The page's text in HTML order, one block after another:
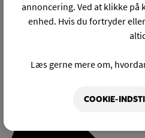
annoncering. Ved at klikke på
enhed. Hvis du fortryder
Læs gerne mere om,
COOKIE-